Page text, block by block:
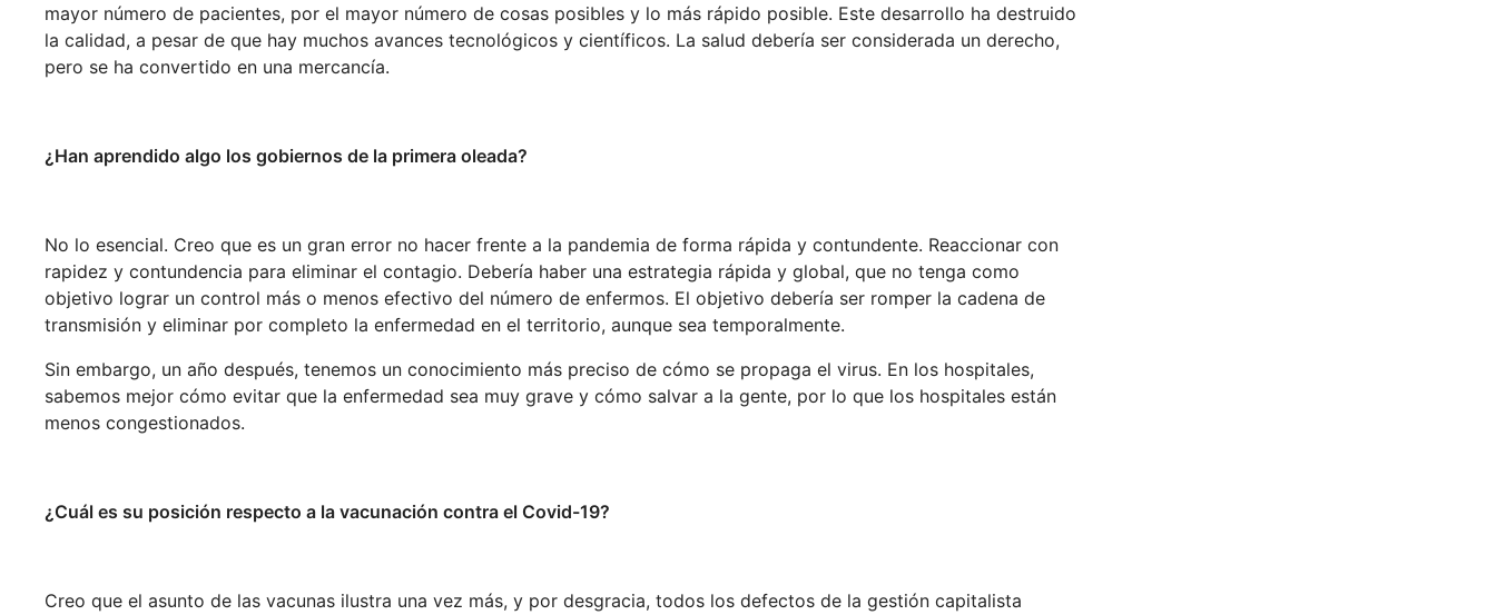
mayor número de pacientes, por el mayor número de cosas posibles y lo más rápido posible. Este desarrollo ha destruido
la calidad, a pesar de que hay muchos avances tecnológicos y científicos. La salud debería ser considerada un derecho,
pero se ha convertido en una mercancía.
¿Han aprendido algo los gobiernos de la primera oleada?
No lo esencial. Creo que es un gran error no hacer frente a la pandemia de forma rápida y contundente. Reaccionar con
rapidez y contundencia para eliminar el contagio. Debería haber una estrategia rápida y global, que no tenga como
objetivo lograr un control más o menos efectivo del número de enfermos. El objetivo debería ser romper la cadena de
transmisión y eliminar por completo la enfermedad en el territorio, aunque sea temporalmente.
Sin embargo, un año después, tenemos un conocimiento más preciso de cómo se propaga el virus. En los hospitales,
sabemos mejor cómo evitar que la enfermedad sea muy grave y cómo salvar a la gente, por lo que los hospitales están
menos congestionados.
¿Cuál es su posición respecto a la vacunación contra el Covid-19?
Creo que el asunto de las vacunas ilustra una vez más, y por desgracia, todos los defectos de la gestión capitalista